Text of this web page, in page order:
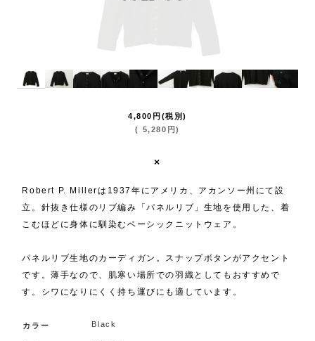
4,800 円 (税別)
( 5,280 円)
×
Robert P. Millerは1937年にアメリカ、アカンソー州にて設
立。針抜き仕様のリブ編み「パネルリブ」生地を使用した、着
こむほどに身体に馴染むベーシックニットウェア。
パネルリブ生地のカーディガン。スナップボタンがアクセント
です。薄手なので、肌寒い場所での羽織としてもおすすめで
す。シワになりにくく持ち運びにも適しています。
カラー Black